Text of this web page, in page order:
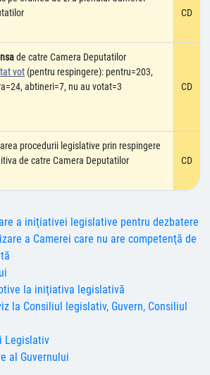
CD
de catre Camera Deputatilor
vot (pentru respingere): pentru=203,
abtineri=7, nu au votat=3
CD
procedurii legislative prin respingere
de catre Camera Deputatilor
CD
a iniţiativei legislative pentru dezbatere
a Camerei care nu are competenţă de
la iniţiativa legislativă
la Consiliul legislativ, Guvern, Consiliul
Legislativ
al Guvernului